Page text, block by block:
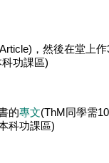
，然後在堂上作
功課區)
的專文(ThM 同學需
科功課區)